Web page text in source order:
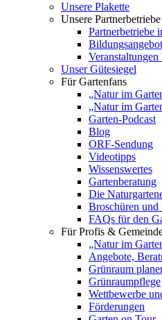
Unsere Plakette
Unsere Partnerbetriebe
Partnerbetriebe
Veranstaltungen
Unser Gütesiegel
Für Gartenfans
„Natur im
„Natur im
Garten-Podcast
Blog
ORF-Sendung
Videotipps
Wissenswertes
Gartenberatung
Die
Broschüren und
FAQs für den
Für Profis &
„Natur im
Angebote,
Grünraum
Grünraumpflege
Wettbewerbe
Förderungen